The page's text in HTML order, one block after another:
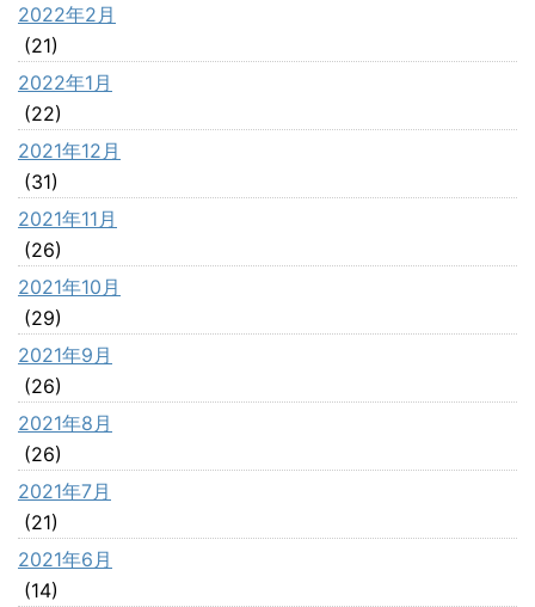
2022年2月
(21)
2022年1月
(22)
2021年12月
(31)
2021年11月
(26)
2021年10月
(29)
2021年9月
(26)
2021年8月
(26)
2021年7月
(21)
2021年6月
(14)